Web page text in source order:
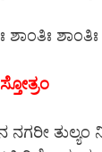
ಶಾಂತಿಃ ಶಾಂತಿಃ
ಸ್ತೋತ್ರಂ
ನಗರೀ ತುಲ್ಯಂ